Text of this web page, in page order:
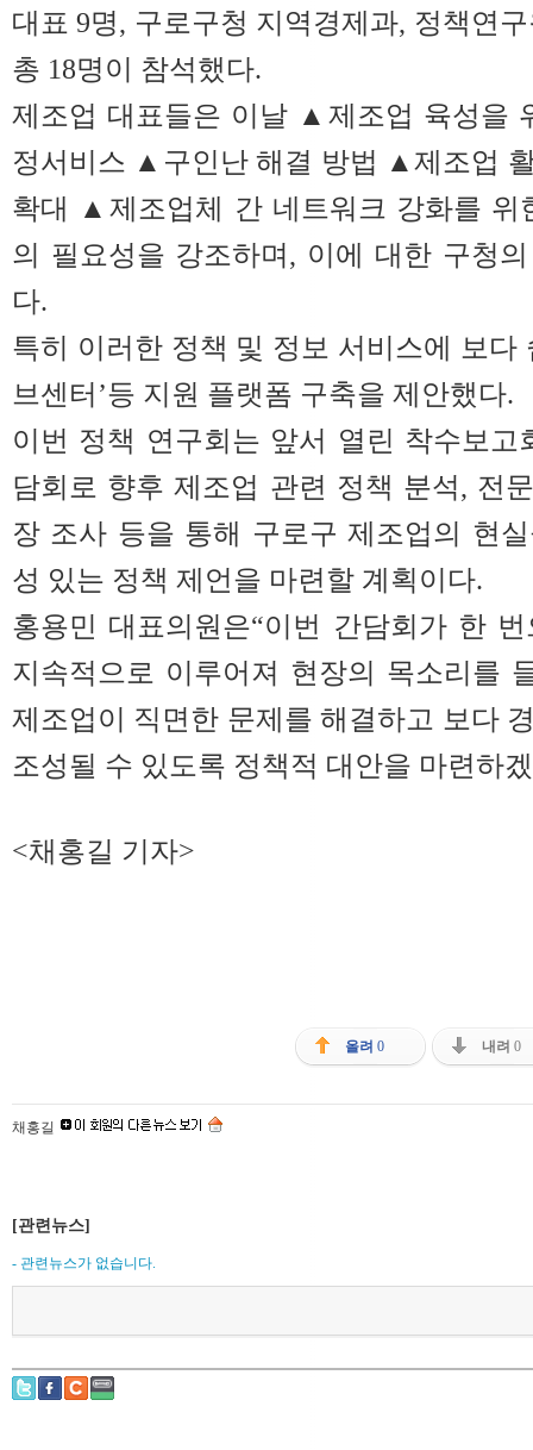
대표 9명, 구로구청 지역경제과, 정책연
총 18명이 참석했다.
제조업 대표들은 이날 ▲제조업 육성을
정서비스 ▲구인난 해결 방법 ▲제조업
확대 ▲제조업체 간 네트워크 강화를 위
의 필요성을 강조하며, 이에 대한 구청
다.
특히 이러한 정책 및 정보 서비스에 보다
브센터’등 지원 플랫폼 구축을 제안했다.
이번 정책 연구회는 앞서 열린 착수보
담회로 향후 제조업 관련 정책 분석, 전
장 조사 등을 통해 구로구 제조업의 현
성 있는 정책 제언을 마련할 계획이다.
홍용민 대표의원은“이번 간담회가 한
지속적으로 이루어져 현장의 목소리를
제조업이 직면한 문제를 해결하고 보다
조성될 수 있도록 정책적 대안을 마련하
<채홍길 기자>
올려 0 내려 0
채홍길
[관련뉴스]
- 관련뉴스가 없습니다.